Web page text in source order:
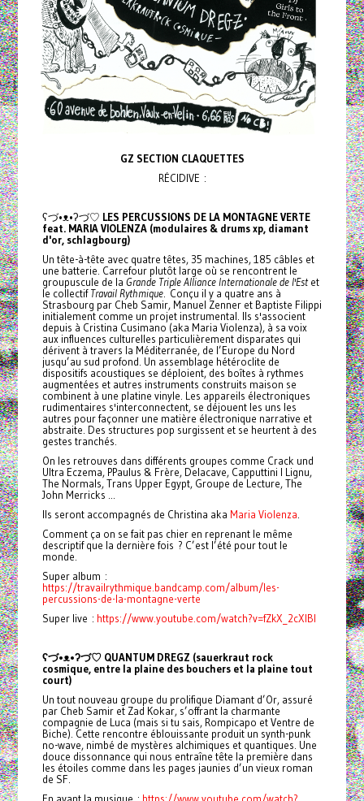
GZ SECTION CLAQUETTES
RÉCIDIVE :
ʕづ•ᴥ•ʔづ♡ LES PERCUSSIONS DE LA MONTAGNE VERTE
feat. MARIA VIOLENZA (modulaires & drums xp, diamant
d'or, schlagbourg)
Un tête-à-tête avec quatre têtes, 35 machines, 185 câbles et
une batterie. Carrefour plutôt large où se rencontrent le
groupuscule de la Grande Triple Alliance Internationale de l'Estet
le collectifTravail Rythmique. Conçu il y a quatre ans à
Strasbourg par Cheb Samir, Manuel Zenner et Baptiste Filippi
initialement comme un projet instrumental. Ils s'associent
depuis à Cristina Cusimano (aka Maria Violenza), à sa voix
aux influences culturelles particulièrement disparates qui
dérivent à travers la Méditerranée, de l’Europe du Nord
jusqu’au sud profond. Un assemblage hétéroclite de
dispositifs acoustiques se déploient, des boîtes à rythmes
augmentées et autres instruments construits maison se
combinent à une platine vinyle. Les appareils électroniques
rudimentaires s'interconnectent, se déjouent les uns les
autres pour façonner une matière électronique narrative et
abstraite. Des structures pop surgissent et se heurtent à des
gestes tranchés.
On les retrouves dans différents groupes comme Crack und
Ultra Eczema, PPaulus & Frère, Delacave, Capputtini I Lignu,
The Normals, Trans Upper Egypt, Groupe de Lecture, The
John Merricks ...
Ils seront accompagnés de Christina aka Maria Violenza
Comment ça on se fait pas chier en reprenant le même
descriptif que la dernière fois ? C’est l’été pour tout le
monde.
Super album :
https://travailrythmique.bandcamp.com/album/les-
percussions-de-la-montagne-verte
Super live : https://www.youtube.com/watch?v=fZkX_2cXlBI
ʕづ•ᴥ•ʔづ♡ QUANTUM DREGZ (sauerkraut rock
cosmique, entre la plaine des bouchers et la plaine tout
court)
Un tout nouveau groupe du prolifique Diamant d’Or, assuré
par Cheb Samir et Zad Kokar, s’offrant la charmante
compagnie de Luca (mais si tu sais, Rompicapo et Ventre de
Biche). Cette rencontre éblouissante produit un synth-punk
no-wave, nimbé de mystères alchimiques et quantiques. Une
douce dissonnance qui nous entraîne tête la première dans
les étoiles comme dans les pages jaunies d’un vieux roman
de SF.